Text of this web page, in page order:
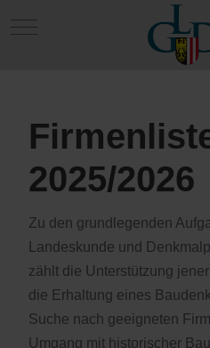
Mobile Menu Toggle
2025/2026
Zu den grundlegenden
Landeskunde und
zählt die Unterstützung
die Erhaltung eines
Suche nach geeigneten
Umgang mit historischer